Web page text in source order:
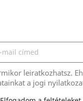
leiratkozhatsz.
a jogi